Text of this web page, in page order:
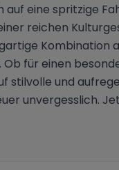
eine spritzige
reichen
Kombination
für einen
stilvolle und
unvergesslich.